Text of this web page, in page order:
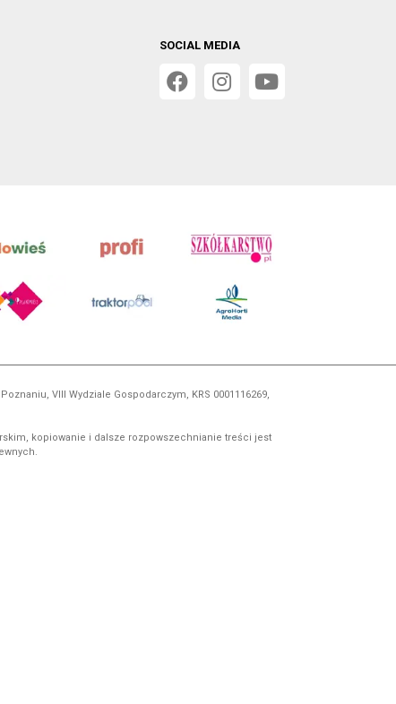
SOCIAL MEDIA
VIII Wydziale Gospodarczym, KRS 0001116269,
kopiowanie i dalsze rozpowszechnianie treści jest